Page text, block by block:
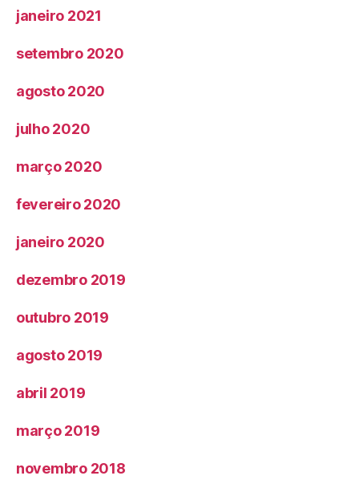
janeiro 2021
setembro 2020
agosto 2020
julho 2020
março 2020
fevereiro 2020
janeiro 2020
dezembro 2019
outubro 2019
agosto 2019
abril 2019
março 2019
novembro 2018